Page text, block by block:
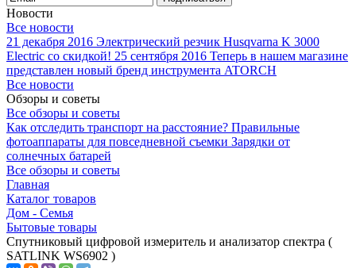
Новости
Все новости
21 декабря 2016 Электрический резчик Husqvarna K 3000
Electric со скидкой! 25 сентября 2016 Теперь в нашем магазине
представлен новый бренд инструмента ATORCH
Все новости
Обзоры и советы
Все обзоры и советы
Как отследить транспорт на расстояние? Правильные
фотоаппараты для повседневной съемки Зарядки от
солнечных батарей
Все обзоры и советы
Главная
Каталог товаров
Дом - Семья
Бытовые товары
Спутниковый цифровой измеритель и анализатор спектра (
SATLINK WS6902 )